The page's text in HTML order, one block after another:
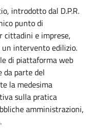
introdotto dal D.P.R.
punto di
cittadini e imprese,
un intervento edilizio.
di piattaforma web
da parte del
la medesima
sulla pratica
amministrazioni,